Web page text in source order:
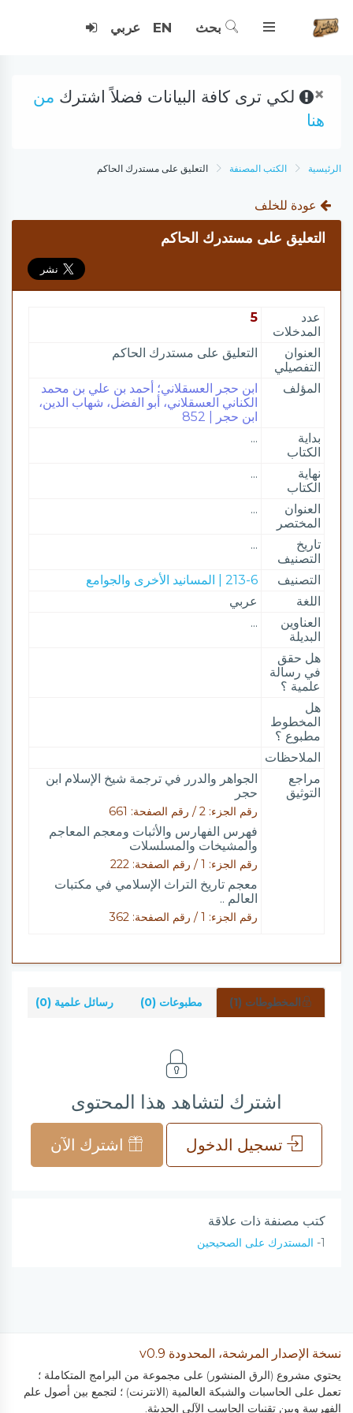
بحث EN عربي
× لكي ترى كافة البيانات فضلاً اشترك من
هنا
الرئيسية الكتب المصنفة التعليق على مستدرك الحاكم
عودة للخلف
التعليق على مستدرك الحاكم
عدد
المدخلات
5
العنوان
التفصيلي
التعليق على مستدرك الحاكم
المؤلف
ابن حجر العسقلاني؛ أحمد بن علي بن محمد
الكناني العسقلاني، أبو الفضل، شهاب الدين،
ابن حجر | 852
بداية
الكتاب
...
نهاية
الكتاب
...
العنوان
المختصر
...
تاريخ
التصنيف
...
التصنيف
213-6 | المسانيد الأخرى والجوامع
اللغة
عربي
العناوين
البديلة
...
هل حقق
في رسالة
علمية ؟
هل
المخطوط
مطبوع ؟
الملاحظات
مراجع
التوثيق
الجواهر والدرر في ترجمة شيخ الإسلام ابن
حجر
رقم الجزء: 2 / رقم الصفحة: 661
فهرس الفهارس والأثبات ومعجم المعاجم
والمشيخات والمسلسلات
رقم الجزء: 1 / رقم الصفحة: 222
معجم تاريخ التراث الإسلامي في مكتبات
العالم ..
رقم الجزء: 1 / رقم الصفحة: 362
المخطوطات (1) مطبوعات (0) رسائل علمية (0)
اشترك لتشاهد هذا المحتوى
تسجيل الدخول اشترك الآن
كتب مصنفة ذات علاقة
1- المستدرك على الصحيحين
نسخة الإصدار المرشحة، المحدودة v0.9
يحتوي مشروع (الرق المنشور) على مجموعة من البرامج المتكاملة ؛
تعمل على الحاسبات والشبكة العالمية (الانترنت) ؛ لتجمع بين أصول علم
الفهرسة وبين تقنيات الحاسب الآلي الحديثة.